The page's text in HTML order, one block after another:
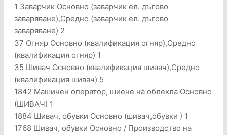
1 Заварчик Основно (заварчик ел. дъгово
заваряване),Средно (заварчик ел. дъгово
заваряване) 2
37 Огняр Основно (квалификация огняр),Средно
(квалификация огняр) 1
35 Шивач Основно (квалификация шивач),Средно
(квалификация шивач) 5
1842 Машинен оператор, шиене на облекла Основно
(ШИВАЧ) 1
1884 Шивач, обувки Основно (шивач,обувки ) 1
1768 Шивач, обувки Основно / Производство на